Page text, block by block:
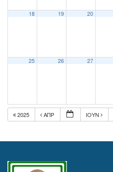
18 19 20
25 26 27
2025 ΑΠΡ ΙΟΎΝ